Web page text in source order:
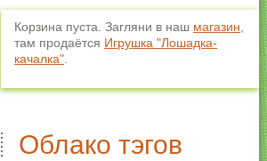
Корзина пуста. Загляни в наш магазин
там продаётся Игрушка "Лошадка-
качалка"
Облако тэгов